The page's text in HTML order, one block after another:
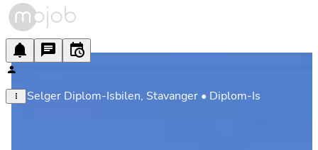
Selger Diplom-Isbilen, Stavanger • Diplom-Is